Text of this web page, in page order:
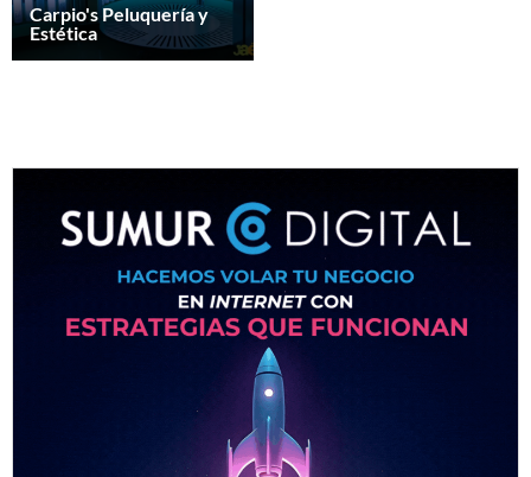
Carpio's Peluquería y
Estética